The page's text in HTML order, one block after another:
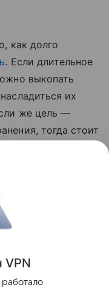
как долго
. Если длительное
выкопать
их
же цель —
тогда стоит
в течение
VPN